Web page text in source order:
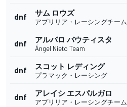
dnf サム ロウズ
アプリリア・レーシングチーム
dnf アルバロ バウティスタ
Ángel Nieto Team
dnf スコット レディング
プラマック・レーシング
dnf アレイシ エスパルガロ
アプリリア・レーシングチーム